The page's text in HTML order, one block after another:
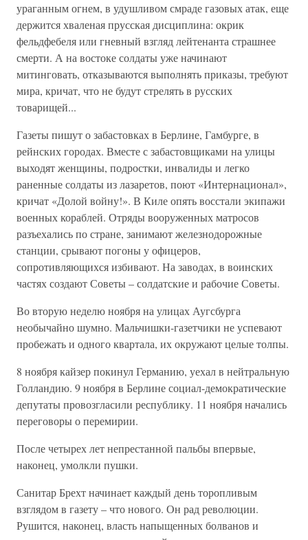
ураганным огнем, в удушливом смраде газовых атак, еще
держится хваленая прусская дисциплина: окрик
фельдфебеля или гневный взгляд лейтенанта страшнее
смерти. А на востоке солдаты уже начинают
митинговать, отказываются выполнять приказы, требуют
мира, кричат, что не будут стрелять в русских
товарищей...
Газеты пишут о забастовках в Берлине, Гамбурге, в
рейнских городах. Вместе с забастовщиками на улицы
выходят женщины, подростки, инвалиды и легко
раненные солдаты из лазаретов, поют «Интернационал»,
кричат «Долой войну!». В Киле опять восстали экипажи
военных кораблей. Отряды вооруженных матросов
разъехались по стране, занимают железнодорожные
станции, срывают погоны у офицеров,
сопротивляющихся избивают. На заводах, в воинских
частях создают Советы – солдатские и рабочие Советы.
Во вторую неделю ноября на улицах Аугсбурга
необычайно шумно. Мальчишки-газетчики не успевают
пробежать и одного квартала, их окружают целые толпы.
8 ноября кайзер покинул Германию, уехал в нейтральную
Голландию. 9 ноября в Берлине социал-демократические
депутаты провозгласили республику. 11 ноября начались
переговоры о перемирии.
После четырех лет непрестанной пальбы впервые,
наконец, умолкли пушки.
Санитар Брехт начинает каждый день торопливым
взглядом в газету – что нового. Он рад революции.
Рушится, наконец, власть напыщенных болванов и